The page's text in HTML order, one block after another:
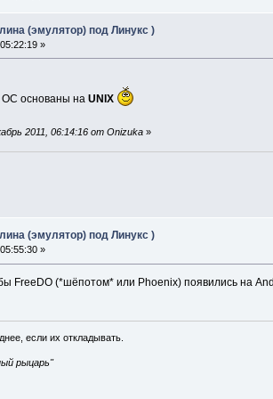
(эмулятор) под Линукс )
»
ОС основаны наUNIX
2011, 06:14:16 от Onizuka »
(эмулятор) под Линукс )
»
FreeDO (*шёпотом* или Phoenix) появились на
если их откладывать.
рыцарь"